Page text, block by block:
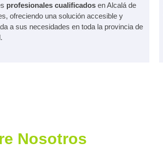
profesionales cualificados en Alcalá de
ofreciendo una solución accesible y
a sus necesidades en toda la provincia de
Nosotros